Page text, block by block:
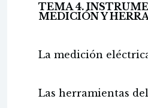
TEMA 4.
MEDICIÓN Y
La medición
Las herramientas